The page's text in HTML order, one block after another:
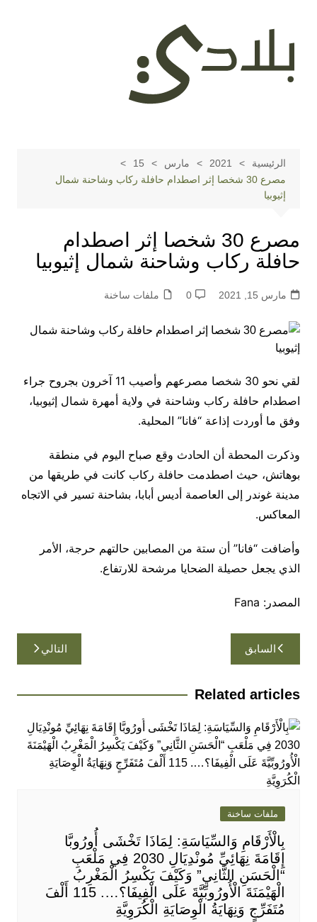
المحتوى
الرئيسية 2021 مارس
15
مصرع 30 شخصا إثر اصطدام حافلة ركاب وشاحنة شمال
إثيوبيا
مصرع 30 شخصا إثر اصطدام
حافلة ركاب وشاحنة شمال إثيوبيا
مارس 15, 2021 0 ملفات ساخنة
لقي نحو 30 شخصا مصرعهم وأصيب 11 آخرون بجروح جراء
اصطدام حافلة ركاب وشاحنة في ولاية أمهرة شمال إثيوبيا،
وفق ما أوردت إذاعة “فانا” المحلية.
وذكرت المحطة أن الحادث وقع صباح اليوم في منطقة
بوهاتش، حيث اصطدمت حافلة ركاب كانت في طريقها من
مدينة غوندر إلى العاصمة أديس أبابا، بشاحنة تسير في الاتجاه
المعاكس.
وأضافت “فانا” أن ستة من المصابين حالتهم حرجة، الأمر
الذي يجعل حصيلة الضحايا مرشحة للارتفاع.
المصدر: Fana
تصفّح
المقالات
السابق التالي
Related articles
ملفات ساخنة
بِالْأَرْقَامِ وَالسِّيَاسَةِ: لِمَاذَا تَخْشَى أُورُوبَّا
إِقَامَةَ نِهَائِيِّ مُونْدِيَالِ 2030 فِي مَلْعَبِ
“الْحَسَنِ الثَّانِي” وَكَيْفَ يَكْسِرُ الْمَغْرِبُ
الْهَيْمَنَةَ الْأُورُوبِّيَّةَ عَلَى الْفِيفَا؟…. 115 أَلْفَ
مُتَفَرِّجٍ وَنِهَايَةُ الْوِصَايَةِ الْكُرَوِيَّةِ